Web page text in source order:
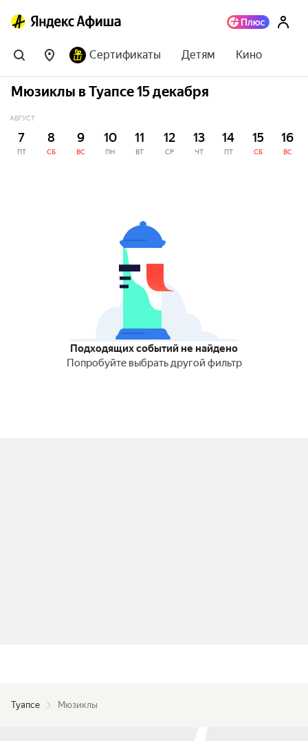
Сертификаты Детям Кино
Мюзиклы в Туапсе 15 декабря
АВГУСТ
7
ПТ
8
СБ
9
ВС
10
ПН
11
ВТ
12
СР
13
ЧТ
14
ПТ
15
СБ
16
ВС
Подходящих событий не найдено
Попробуйте выбрать другой фильтр
Туапсе Мюзиклы